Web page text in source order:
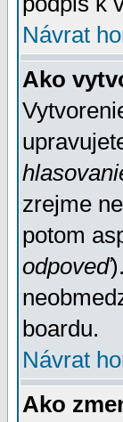
Návrat
Ako
zrejme
potom
odpoveď
boardu.
Návrat
Ako